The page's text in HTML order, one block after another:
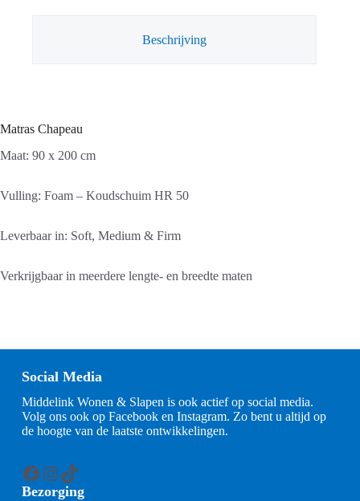
Beschrijving
Matras Chapeau
Maat: 90 x 200 cm
Vulling: Foam – Koudschuim HR 50
Leverbaar in: Soft, Medium & Firm
Verkrijgbaar in meerdere lengte- en breedte maten
Social Media
Middelink Wonen & Slapen is ook actief op social media.
Volg ons ook op Facebook en Instagram. Zo bent u altijd op
de hoogte van de laatste ontwikkelingen.
Facebook
Instagram
TikTok
Bezorging